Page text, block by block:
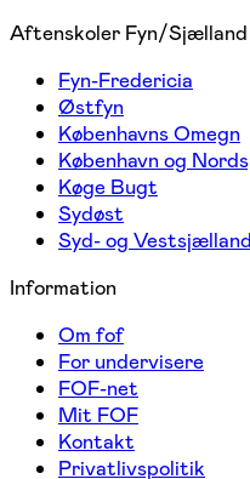
Aftenskoler Fyn/Sjælland
Fyn-Fredericia
Østfyn
Københavns Omegn
København og
Køge Bugt
Sydøst
Syd- og Vestsjælland
Information
Om fof
For undervisere
FOF-net
Mit FOF
Kontakt
Privatlivspolitik